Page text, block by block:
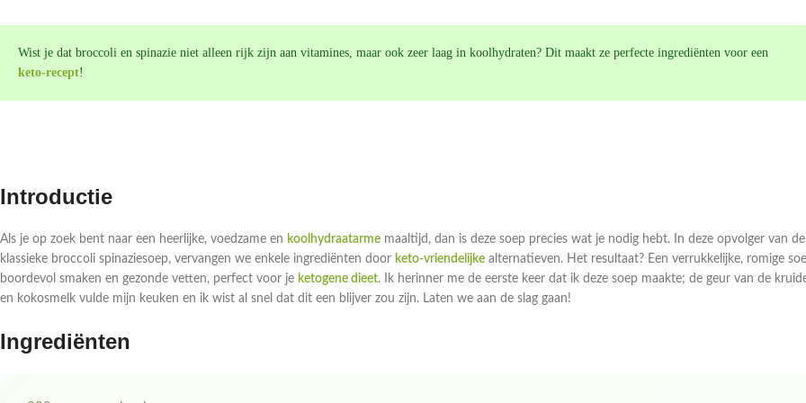
Wist je dat broccoli en spinazie niet alleen rijk zijn aan vitamines, maar ook zeer laag in koolhydraten? Dit maakt ze perfecte ingrediënten voor een
keto-recept!
Introductie
Als je op zoek bent naar een heerlijke, voedzame en koolhydraatarme maaltijd, dan is deze soep precies wat je nodig hebt. In deze opvolger van de
klassieke broccoli spinaziesoep, vervangen we enkele ingrediënten door keto-vriendelijke alternatieven. Het resultaat? Een verrukkelijke, romige
boordevol smaken en gezonde vetten, perfect voor je ketogene dieet. Ik herinner me de eerste keer dat ik deze soep maakte; de geur van de
en kokosmelk vulde mijn keuken en ik wist al snel dat dit een blijver zou zijn. Laten we aan de slag gaan!
Ingrediënten